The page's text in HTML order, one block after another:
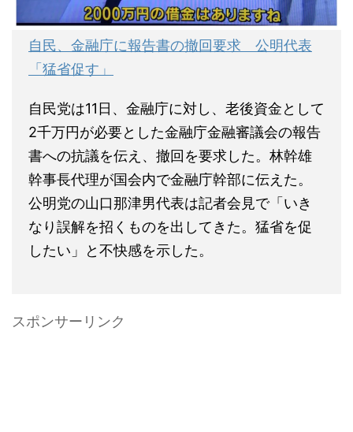
自民、金融庁に報告書の撤回要求 公明代表
「猛省促す」
自民党は11日、金融庁に対し、老後資金として
2千万円が必要とした金融庁金融審議会の報告
書への抗議を伝え、撤回を要求した。林幹雄
幹事長代理が国会内で金融庁幹部に伝えた。
公明党の山口那津男代表は記者会見で「いき
なり誤解を招くものを出してきた。猛省を促
したい」と不快感を示した。
スポンサーリンク